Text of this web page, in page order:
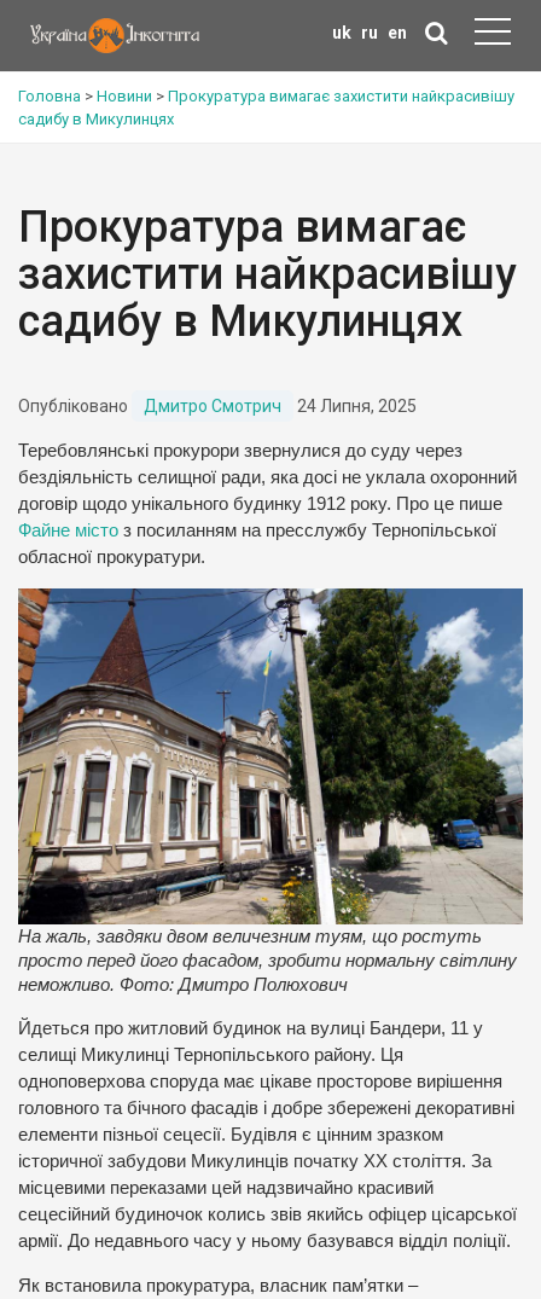
uk ru en
Головна > Новини > Прокуратура вимагає захистити найкрасивішу
садибу в Микулинцях
Прокуратура вимагає
захистити найкрасивішу
садибу в Микулинцях
Опубліковано Дмитро Смотрич 24 Липня, 2025
Теребовлянські прокурори звернулися до суду через
бездіяльність селищної ради, яка досі не уклала охоронний
договір щодо унікального будинку 1912 року. Про це пише
Файне місто з посиланням на пресслужбу Тернопільської
обласної прокуратури.
На жаль, завдяки двом величезним туям, що ростуть
просто перед його фасадом, зробити нормальну світлину
неможливо. Фото: Дмитро Полюхович
Йдеться про житловий будинок на вулиці Бандери, 11 у
селищі Микулинці Тернопільського району. Ця
одноповерхова споруда має цікаве просторове вирішення
головного та бічного фасадів і добре збережені декоративні
елементи пізньої сецесії. Будівля є цінним зразком
історичної забудови Микулинців початку ХХ століття. За
місцевими переказами цей надзвичайно красивий
сецесійний будиночок колись звів якийсь офіцер цісарської
армії. До недавнього часу у ньому базувався відділ поліції.
Як встановила прокуратура, власник пам’ятки –